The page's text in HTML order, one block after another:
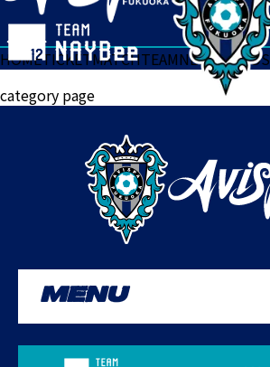
HOMETICKETMATCHTEAMNEWSGOODS
category page
MENU